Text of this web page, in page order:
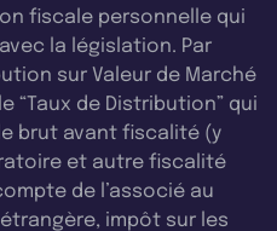
fiscale personnelle qui
la législation. Par
sur Valeur de Marché
“Taux de Distribution” qui
brut avant fiscalité (y
et autre fiscalité
de l’associé au
impôt sur les